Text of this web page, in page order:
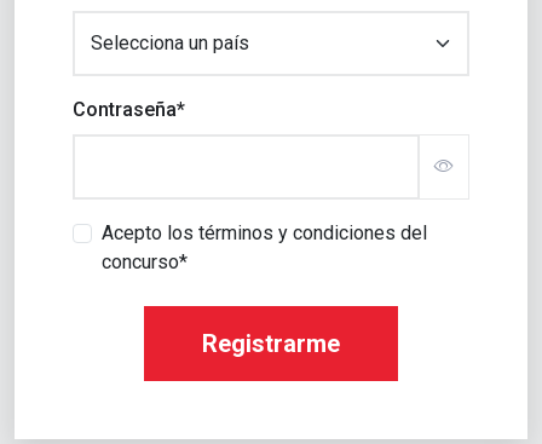
Contraseña*
Acepto los términos y condiciones del
concurso*
Registrarme